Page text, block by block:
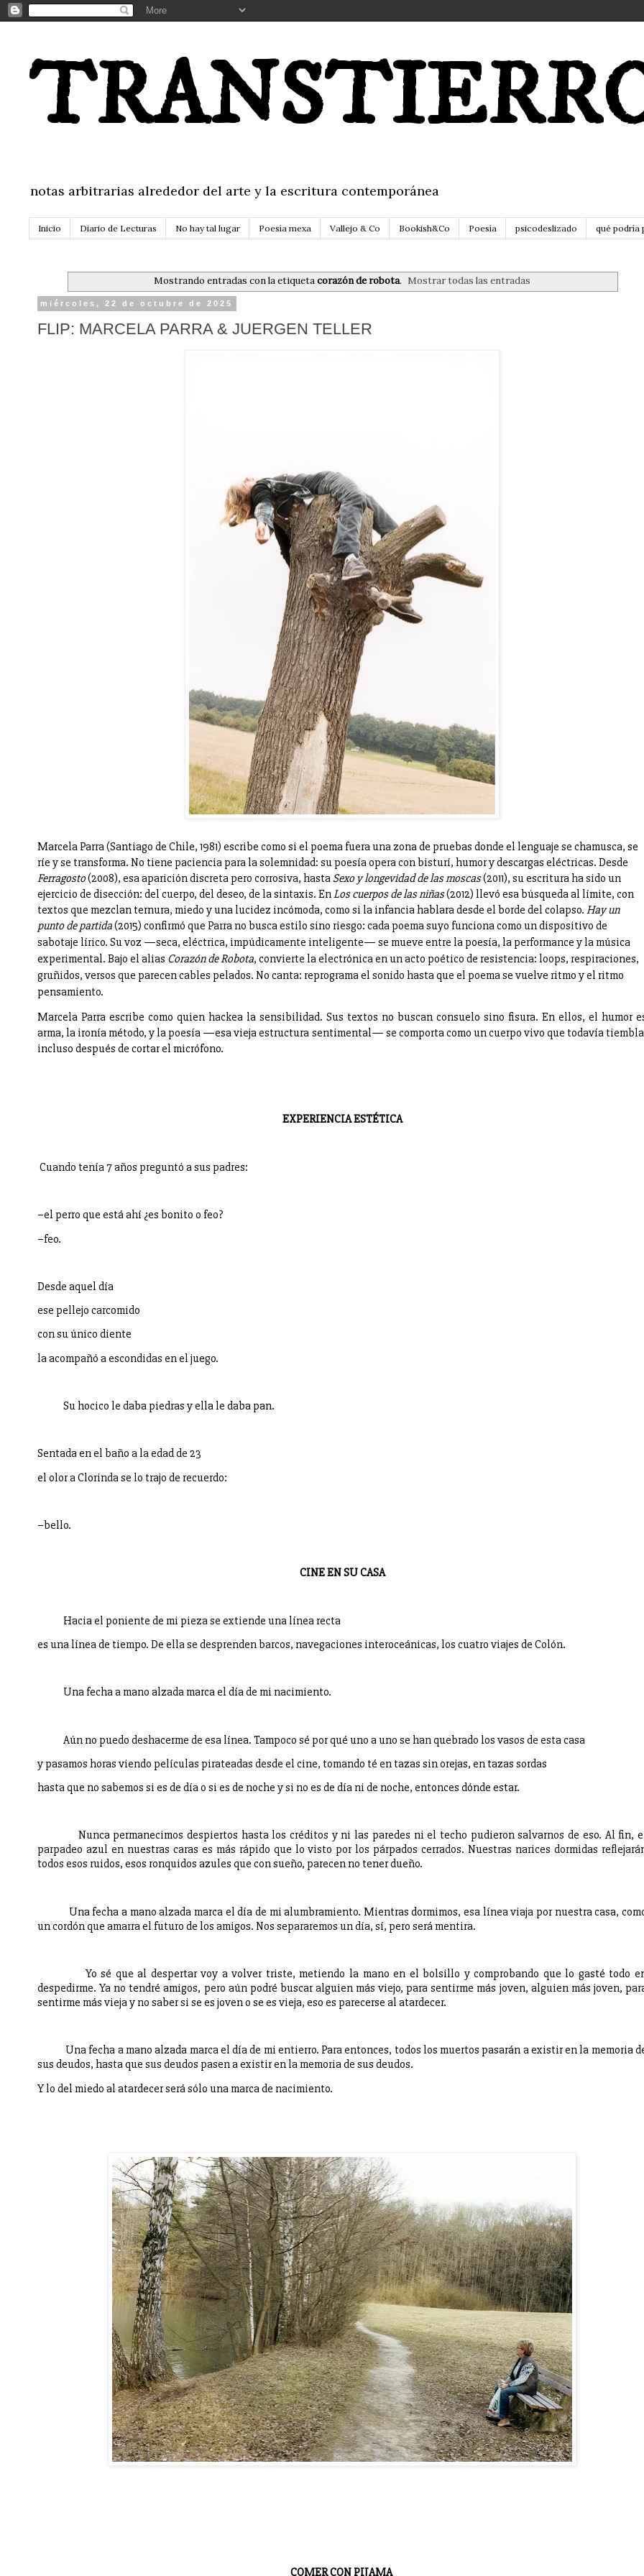
notas arbitrarias alrededor del arte y la escritura contemporánea
Inicio Diario de Lecturas No hay tal lugar Poesía mexa Vallejo & Co Bookish&Co Poesía psicodeslizado qué podría
Mostrando entradas con la etiquetacorazón de robota. Mostrar todas las entradas
miércoles, 22 de octubre de 2025
FLIP: MARCELA PARRA & JUERGEN TELLER
Marcela Parra (Santiago de Chile, 1981) escribe como si el poema fuera una zona de pruebas donde el lenguaje se chamusca, se
ríe y se transforma. No tiene paciencia para la solemnidad: su poesía opera con bisturí, humor y descargas eléctricas. Desde
Ferragosto(2008), esa aparición discreta pero corrosiva, hasta Sexo y longevidad de las moscas(2011), su escritura ha sido un
ejercicio de disección: del cuerpo, del deseo, de la sintaxis. EnLos cuerpos de las niñas(2012) llevó esa búsqueda al límite, con
textos que mezclan ternura, miedo y una lucidez incómoda, como si la infancia hablara desde el borde del colapso. Hay un
punto de partida(2015) confirmó que Parra no busca estilo sino riesgo: cada poema suyo funciona como un dispositivo de
sabotaje lírico. Su voz —seca, eléctrica, impúdicamente inteligente— se mueve entre la poesía, la performance y la música
experimental. Bajo el alias Corazón de Robota, convierte la electrónica en un acto poético de resistencia: loops, respiraciones,
gruñidos, versos que parecen cables pelados. No canta: reprograma el sonido hasta que el poema se vuelve ritmo y el ritmo
pensamiento.
Marcela Parra escribe como quien hackea la sensibilidad. Sus textos no buscan consuelo sino fisura. En ellos, el humor
arma, la ironía método, y la poesía —esa vieja estructura sentimental— se comporta como un cuerpo vivo que todavía
incluso después de cortar el micrófono.
EXPERIENCIA ESTÉTICA
Cuando tenía 7 años preguntó a sus padres:
–el perro que está ahí ¿es bonito o feo?
–feo.
Desde aquel día
ese pellejo carcomido
con su único diente
la acompañó a escondidas en el juego.
Su hocico le daba piedras y ella le daba pan.
Sentada en el baño a la edad de 23
el olor a Clorinda se lo trajo de recuerdo:
–bello.
CINE EN SU CASA
Hacia el poniente de mi pieza se extiende una línea recta
es una línea de tiempo. De ella se desprenden barcos, navegaciones interoceánicas, los cuatro viajes de Colón.
Una fecha a mano alzada marca el día de mi nacimiento.
Aún no puedo deshacerme de esa línea. Tampoco sé por qué uno a uno se han quebrado los vasos de esta casa
y pasamos horas viendo películas pirateadas desde el cine, tomando té en tazas sin orejas, en tazas sordas
hasta que no sabemos si es de día o si es de noche y si no es de día ni de noche, entonces dónde estar.
Nunca permanecimos despiertos hasta los créditos y ni las paredes ni el techo pudieron salvarnos de eso. Al fin,
parpadeo azul en nuestras caras es más rápido que lo visto por los párpados cerrados. Nuestras narices dormidas
todos esos ruidos, esos ronquidos azules que con sueño, parecen no tener dueño.
Una fecha a mano alzada marca el día de mi alumbramiento. Mientras dormimos, esa línea viaja por nuestra casa,
un cordón que amarra el futuro de los amigos. Nos separaremos un día, sí, pero será mentira.
Yo sé que al despertar voy a volver triste, metiendo la mano en el bolsillo y comprobando que lo gasté todo
despedirme. Ya no tendré amigos, pero aún podré buscar alguien más viejo, para sentirme más joven, alguien más joven,
sentirme más vieja y no saber si se es joven o se es vieja, eso es parecerse al atardecer.
Una fecha a mano alzada marca el día de mi entierro. Para entonces, todos los muertos pasarán a existir en la memoria
sus deudos, hasta que sus deudos pasen a existir en la memoria de sus deudos.
Y lo del miedo al atardecer será sólo una marca de nacimiento.
COMER CON PIJAMA